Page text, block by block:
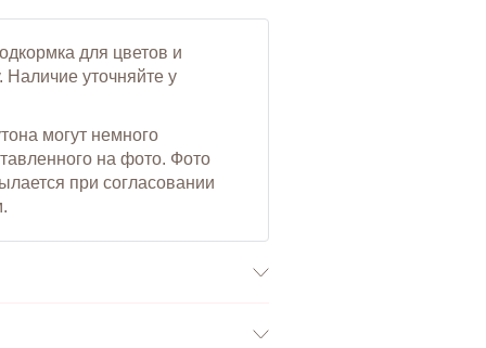
для цветов и
Наличие уточняйте у
могут немного
на фото. Фото
при согласовании